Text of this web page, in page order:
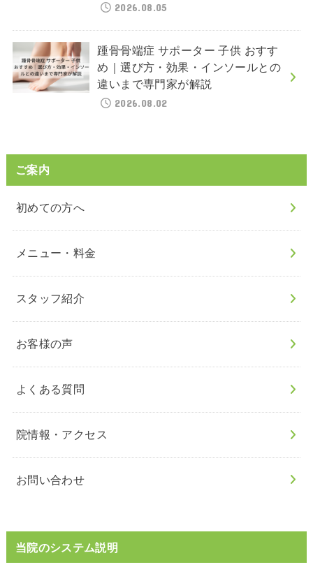
2026.08.05
踵骨骨端症 サポーター 子供 おすす
め｜選び方・効果・インソールとの
違いまで専門家が解説
2026.08.02
ご案内
初めての方へ
メニュー・料金
スタッフ紹介
お客様の声
よくある質問
院情報・アクセス
お問い合わせ
当院のシステム説明